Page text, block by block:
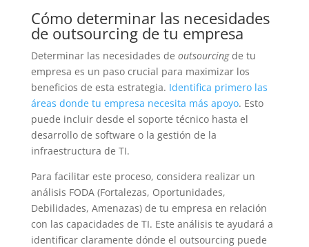
Cómo determinar las necesidades
de outsourcing de tu empresa
Determinar las necesidades de outsourcingde tu
empresa es un paso crucial para maximizar los
beneficios de esta estrategia. Identifica primero las
áreas donde tu empresa necesita más apoyo. Esto
puede incluir desde el soporte técnico hasta el
desarrollo de software o la gestión de la
infraestructura de TI.
Para facilitar este proceso, considera realizar un
análisis FODA (Fortalezas, Oportunidades,
Debilidades, Amenazas) de tu empresa en relación
con las capacidades de TI. Este análisis te ayudará a
identificar claramente dónde el outsourcing puede